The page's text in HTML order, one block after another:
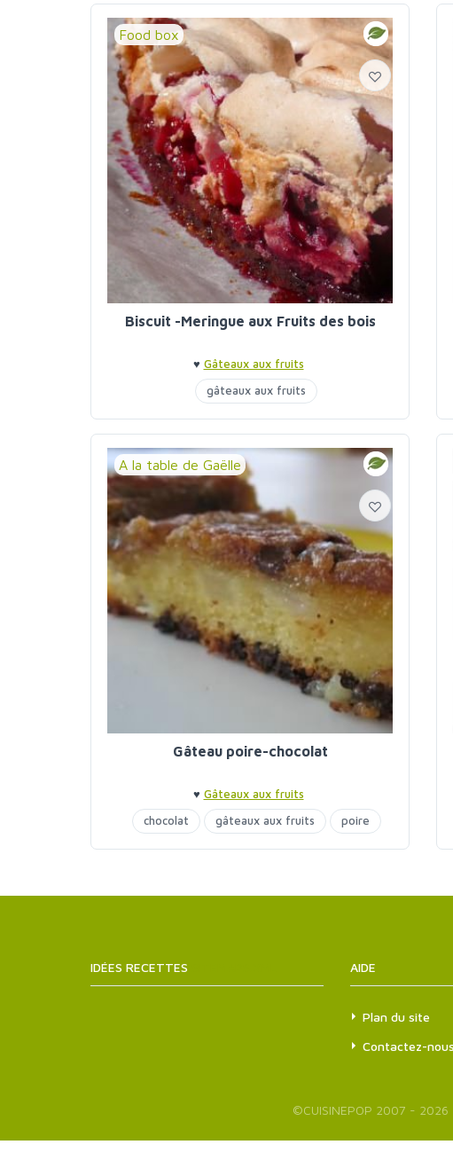
Food box
Biscuit -Meringue aux Fruits des bois
♥ Gâteaux aux fruits
gâteaux aux fruits
A la table de Gaëlle
Gâteau poire-chocolat
♥ Gâteaux aux fruits
chocolat
gâteaux aux fruits poire
IDÉES RECETTES AIDE
Plan du site
Contactez-nous
©CUISINEPOP 2007 - 2026